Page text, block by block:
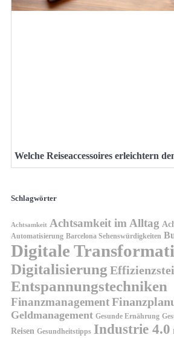
Welche Reiseaccessoires erleichtern
Schlagwörter
Achtsamkeit Achtsamkeit im Alltag
Automatisierung Barcelona Sehenswürdigkeiten
Digitale
Digitalisierung
Entspannungstechniken
Finanzmanagement
Geldmanagement Gesunde Ernährung
Reisen Gesundheitstipps Industrie 4.0